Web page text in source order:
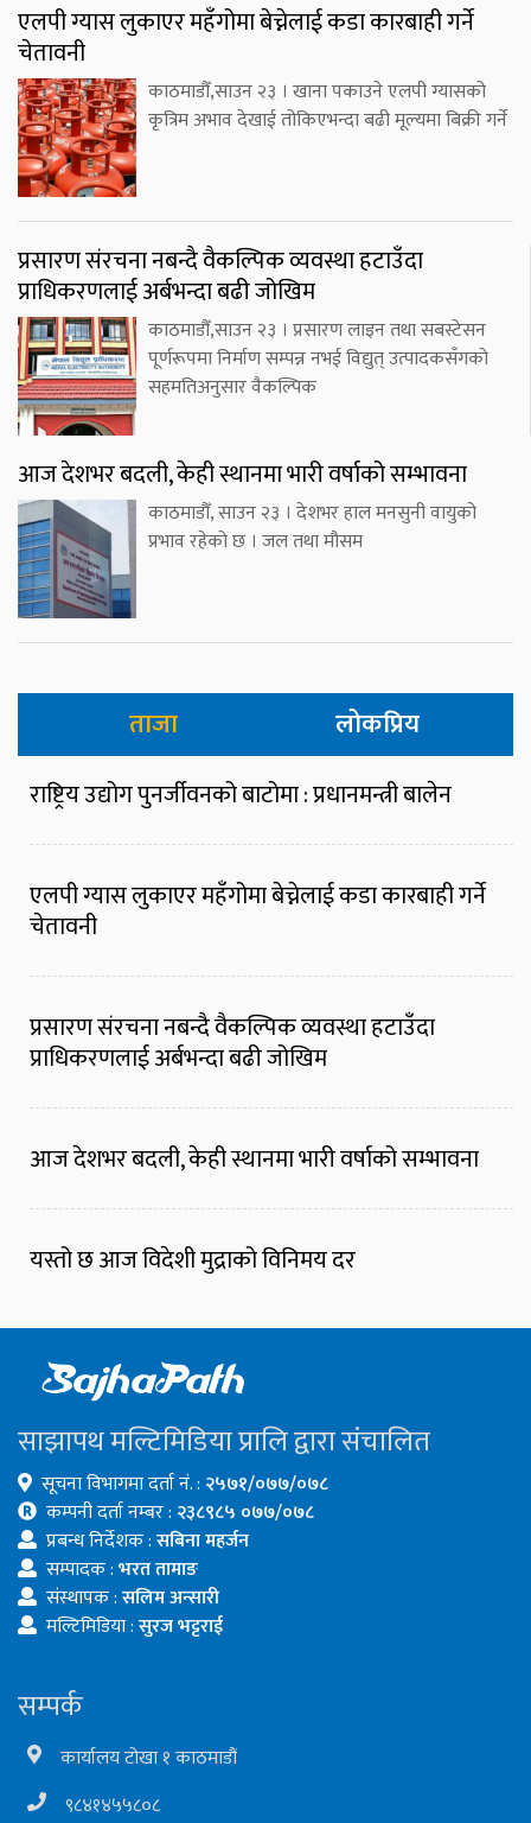
एलपी ग्यास लुकाएर महँगोमा बेच्नेलाई कडा कारबाही गर्ने
चेतावनी
काठमाडौँ,साउन २३ । खाना पकाउने एलपी ग्यासको
कृत्रिम अभाव देखाई तोकिएभन्दा बढी मूल्यमा बिक्री गर्ने
प्रसारण संरचना नबन्दै वैकल्पिक व्यवस्था हटाउँदा
प्राधिकरणलाई अर्बभन्दा बढी जोखिम
काठमाडौँ,साउन २३ । प्रसारण लाइन तथा सबस्टेसन
पूर्णरूपमा निर्माण सम्पन्न नभई विद्युत् उत्पादकसँगको
सहमतिअनुसार वैकल्पिक
आज देशभर बदली, केही स्थानमा भारी वर्षाको सम्भावना
काठमाडौँ, साउन २३ । देशभर हाल मनसुनी वायुको
प्रभाव रहेको छ । जल तथा मौसम
ताजा लोकप्रिय
राष्ट्रिय उद्योग पुनर्जीवनको बाटोमा : प्रधानमन्त्री बालेन
एलपी ग्यास लुकाएर महँगोमा बेच्नेलाई कडा कारबाही गर्ने
चेतावनी
प्रसारण संरचना नबन्दै वैकल्पिक व्यवस्था हटाउँदा
प्राधिकरणलाई अर्बभन्दा बढी जोखिम
आज देशभर बदली, केही स्थानमा भारी वर्षाको सम्भावना
यस्तो छ आज विदेशी मुद्राको विनिमय दर
साझापथ मल्टिमिडिया प्रालि द्वारा संचालित
सूचना विभागमा दर्ता नं. : २५७१/०७७/०७८
कम्पनी दर्ता नम्बर : २३८९८५ ०७७/०७८
प्रबन्ध निर्देशक :सबिना महर्जन
सम्पादक :भरत तामाङ
संस्थापक :सलिम अन्सारी
मल्टिमिडिया :सुरज भट्टराई
सम्पर्क
कार्यालय टोखा १ काठमाडौं
९८४१४५५८०८